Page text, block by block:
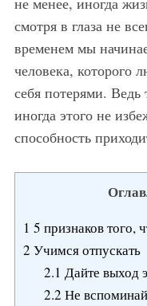
смотря в глаза не
временем мы
человека,
себя потерями.
иногда этого не
способность
1 5 признаков того,
2 Учимся отпускать
2.1 Дайте выход
2.2 Не